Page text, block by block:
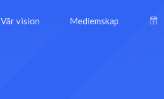
Vår vision Medlemskap